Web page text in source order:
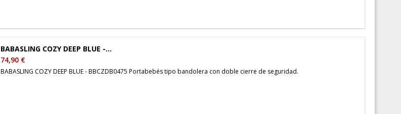
BABASLING COZY DEEP BLUE -...
74,90 €
BABASLING COZY DEEP BLUE - BBCZDB0475 Portabebés tipo bandolera con doble cierre de seguridad.